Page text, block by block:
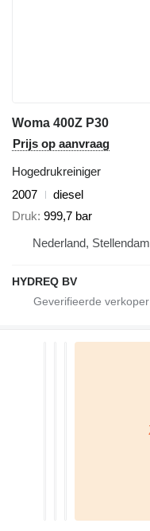
Woma 400Z P30
Prijs op aanvraag
Hogedrukreiniger
2007
diesel
Druk 999,7 bar
Nederland, Stellendam
HYDREQ BV